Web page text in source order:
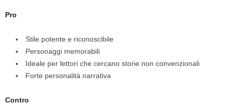
Pro
Stile potente e riconoscibile
Personaggi memorabili
Ideale per lettori che cercano storie non convenzionali
Forte personalità narrativa
Contro